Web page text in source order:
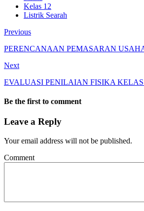
Kelas 12
Listrik Searah
Previous
PERENCANAAN PEMASARAN
Next
EVALUASI PENILAIAN FISIKA KELAS
Be the first to comment
Leave a Reply
Your email address will not be published.
Comment